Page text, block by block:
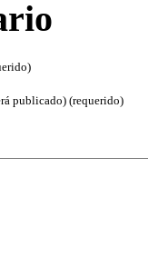
publicado) (requerido)